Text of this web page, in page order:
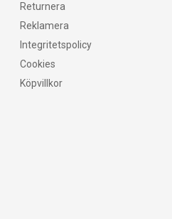
Returnera
Reklamera
Integritetspolicy
Cookies
Köpvillkor